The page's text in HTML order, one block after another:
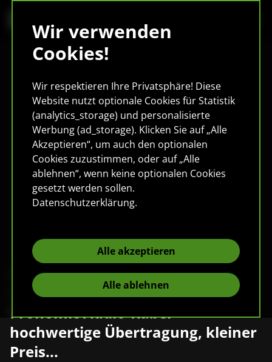
Wir verwenden
Cookies!
Wir respektieren Ihre Privatsphäre! Diese
Website nutzt optionale Cookies für Statistik
(analytics_storage) und personalisierte
Werbung (ad_storage). Klicken Sie auf „Alle
Akzeptieren“, um auch den optionalen
Cookies zuzustimmen, oder auf „Alle
ablehnen“, wenn keine optionalen Cookies
gesetzt werden sollen.
Datenschutzerklärung.
Alle akzeptieren
Alle ablehnen
Pronomic Instrumentenkabel /
Klinkenkabel 3 m
Pronomic Audio-Kabel -
hochwertige Übertragung, kleiner
Preis...